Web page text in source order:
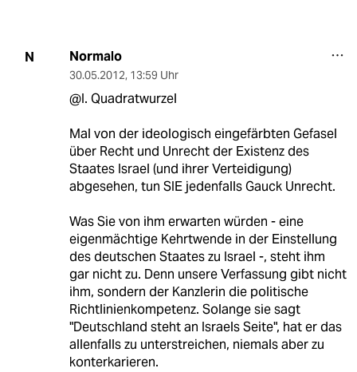
N Normalo
30.05.2012, 13:59 Uhr
@I. Quadratwurzel
Mal von der ideologisch eingefärbten Gefasel
über Recht und Unrecht der Existenz des
Staates Israel (und ihrer Verteidigung)
abgesehen, tun SIE jedenfalls Gauck Unrecht.
Was Sie von ihm erwarten würden - eine
eigenmächtige Kehrtwende in der Einstellung
des deutschen Staates zu Israel -, steht ihm
gar nicht zu. Denn unsere Verfassung gibt nicht
ihm, sondern der Kanzlerin die politische
Richtlinienkompetenz. Solange sie sagt
"Deutschland steht an Israels Seite", hat er das
allenfalls zu unterstreichen, niemals aber zu
konterkarieren.